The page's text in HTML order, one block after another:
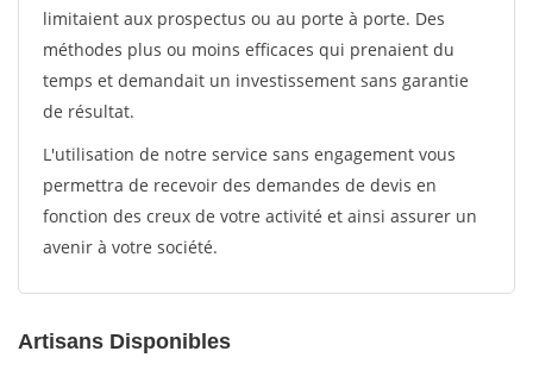
limitaient aux prospectus ou au porte à porte. Des
méthodes plus ou moins efficaces qui prenaient du
temps et demandait un investissement sans garantie
de résultat.
L'utilisation de notre service sans engagement vous
permettra de recevoir des demandes de devis en
fonction des creux de votre activité et ainsi assurer un
avenir à votre société.
Artisans Disponibles